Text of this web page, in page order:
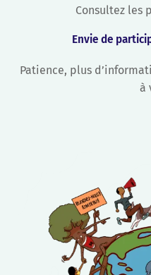
Consultez les
Envie de
Patience, plus
à